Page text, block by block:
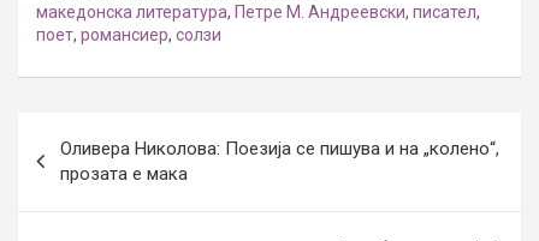
македонска литература, Петре М. Андреевски, писател,
поет, романсиер, солзи
navigation
Оливера Николова: Поезија се пишува и на „колено“,
прозата е мака